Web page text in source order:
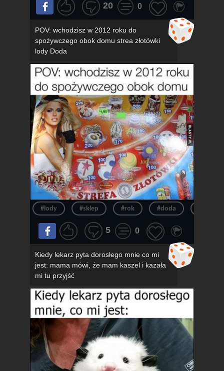
20 0
POV: wchodzisz w 2012 roku do
spożywczego obok domu strea złotówki
lody Doda
#lody #sklep #rok #doda
5 0
Kiedy lekarz pyta dorosłego mnie co mi
jest: mama mówi, że mam kaszel i kazała
mi tu przyjść